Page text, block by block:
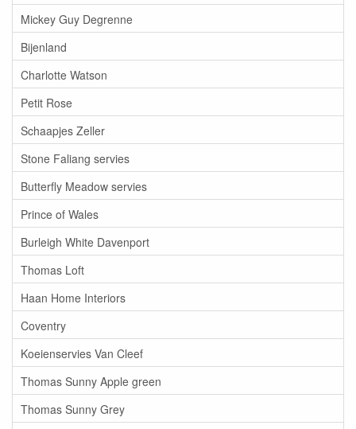
Mickey Guy Degrenne
Bijenland
Charlotte Watson
Petit Rose
Schaapjes Zeller
Stone Faliang servies
Butterfly Meadow servies
Prince of Wales
Burleigh White Davenport
Thomas Loft
Haan Home Interiors
Coventry
Koeienservies Van Cleef
Thomas Sunny Apple green
Thomas Sunny Grey